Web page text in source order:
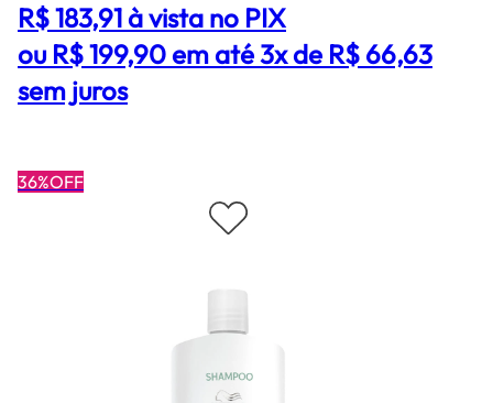
R$ 183,91à vista no PIX
ou R$ 199,90 em até 3x de R$ 66,63
sem juros
36%OFF